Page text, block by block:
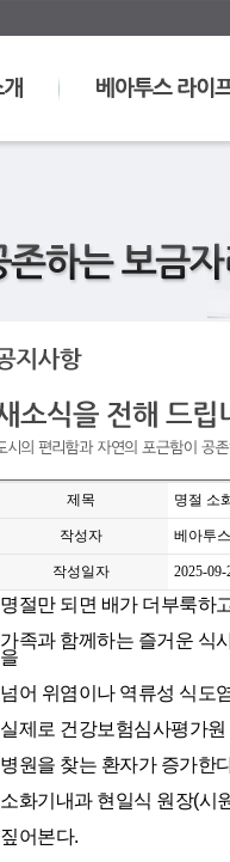
제목 명절 소
작성자 베아투
작성일자 2025-09-
명절만 되면 배가 더부룩하
가족과 함께하는 즐거운 식
을
넘어 위염이나 역류성 식도
실제로 건강보험심사평가
병원을 찾는 환자가 증가한
소화기내과 현일식 원장(시
짚어본다.